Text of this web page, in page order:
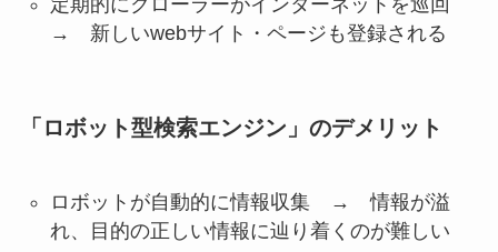
定期的にクローラーがインターネットを巡回
→ 新しいwebサイト・ページも登録される
「ロボット型検索エンジン」のデメリット
ロボットが自動的に情報収集 →情報が溢
れ、目的の正しい情報に辿り着くのが難しい